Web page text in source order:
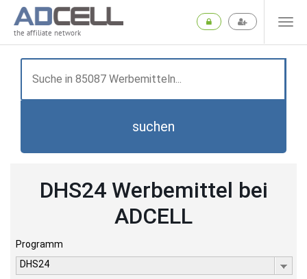
the affiliate network
suchen
DHS24 Werbemittel bei
ADCELL
Programm
DHS24